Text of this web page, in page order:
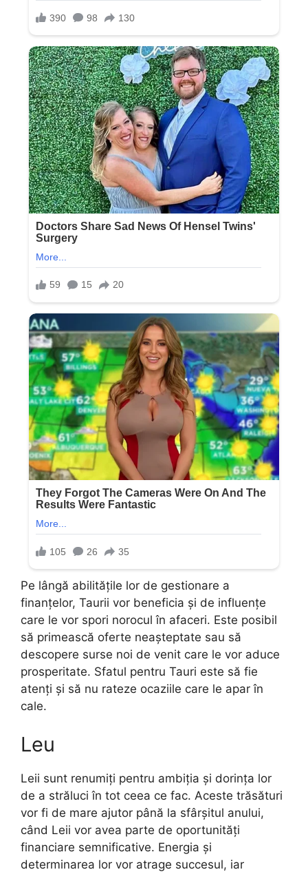
Pe lângă abilitățile lor de gestionare a
finanțelor, Taurii vor beneficia și de influențe
care le vor spori norocul în afaceri. Este posibil
să primească oferte neașteptate sau să
descopere surse noi de venit care le vor aduce
prosperitate. Sfatul pentru Tauri este să fie
atenți și să nu rateze ocaziile care le apar în
cale.
Leu
Leii sunt renumiți pentru ambiția și dorința lor
de a străluci în tot ceea ce fac. Aceste trăsături
vor fi de mare ajutor până la sfârșitul anului,
când Leii vor avea parte de oportunități
financiare semnificative. Energia și
determinarea lor vor atrage succesul, iar